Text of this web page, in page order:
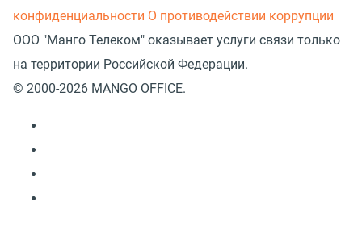
конфиденциальности О противодействии коррупции
ООО "Манго Телеком" оказывает услуги связи только
на территории Российской Федерации.
© 2000-2026 MANGO OFFICE.